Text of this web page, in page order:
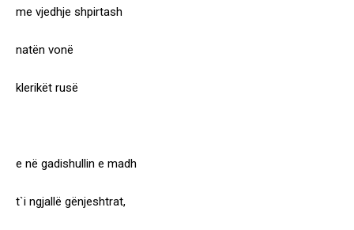
me vjedhje shpirtash
natën vonë
klerikët rusë
e në gadishullin e madh
t`i ngjallë gënjeshtrat,